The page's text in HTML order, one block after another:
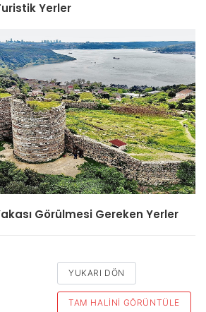
Yerler
Görülmesi Gereken Yerler
YUKARI DÖN
TAM HALINI GÖRÜNTÜLE